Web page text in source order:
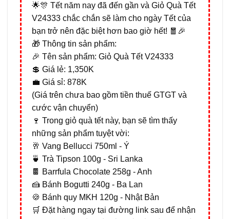
🌟🎊 Tết năm nay đã đến gần và Giỏ Quà Tết
V24333 chắc chắn sẽ làm cho ngày Tết của
bạn trở nên đặc biệt hơn bao giờ hết! 🧧🎉
🎁 Thông tin sản phẩm:
🎉 Tên sản phẩm: Giỏ Quà Tết V24333
💲 Giá lẻ: 1,350K
💼 Giá sỉ: 878K
(Giá trên chưa bao gồm tiền thuế GTGT và
cước vận chuyển)
🍷 Trong giỏ quà tết này, bạn sẽ tìm thấy
những sản phẩm tuyệt vời:
🥂 Vang Bellucci 750ml - Ý
🍵 Trà Tipson 100g - Sri Lanka
🍫 Barrfula Chocolate 258g - Anh
🍰 Bánh Bogutti 240g - Ba Lan
🍪 Bánh quy MKH 120g - Nhật Bản
🛒 Đặt hàng ngay tại đường link sau để nhận